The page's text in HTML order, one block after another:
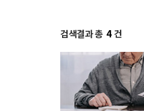
검색결과 총 4 건